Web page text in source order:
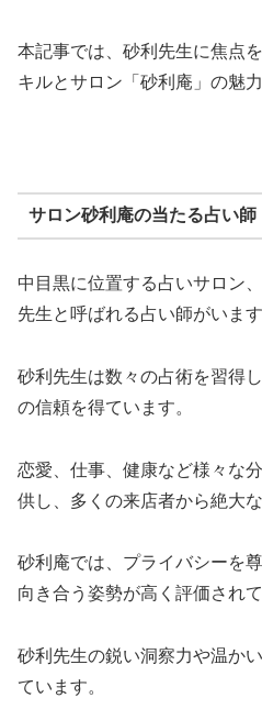
本記事では、砂利先生に焦点
キルとサロン「砂利庵」の魅
サロン砂利庵の当たる占い
中目黒に位置する占いサロン
先生と呼ばれる占い師がいます
砂利先生は数々の占術を習得
の信頼を得ています。
恋愛、仕事、健康など様々な
供し、多くの来店者から絶大
砂利庵では、プライバシーを
向き合う姿勢が高く評価されて
砂利先生の鋭い洞察力や温か
ています。